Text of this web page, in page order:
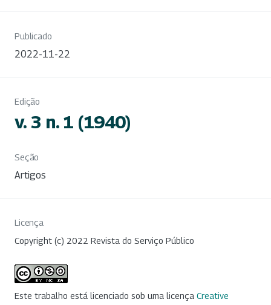
Publicado
2022-11-22
Edição
v. 3 n. 1 (1940)
Seção
Artigos
Licença
Copyright (c) 2022 Revista do Serviço Público
Este trabalho está licenciado sob uma licença Creative